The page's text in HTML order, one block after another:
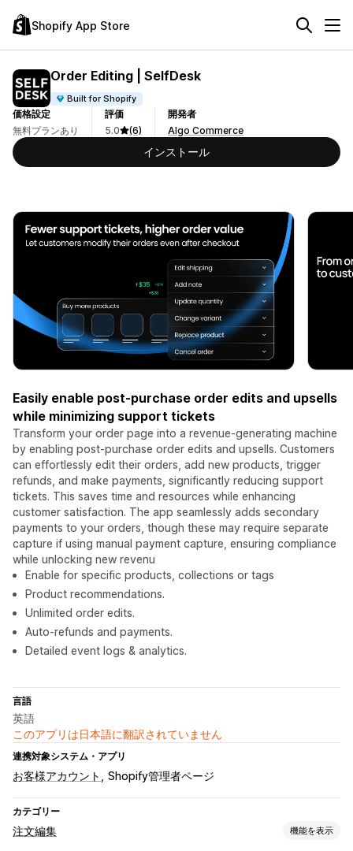
Shopify App Store
Order Editing | SelfDesk
Built for Shopify
価格設定
無料プランあり
評価
5.0
(6)
開発者
Algo Commerce
インストール
Easily enable post-purchase order edits and upsells
while minimizing support tickets
Transform your order page into a revenue-generating machine
by enabling post-purchase order edits and upsells. Customers
can effortlessly edit their orders, add new products, trigger
refunds, and make payments, significantly reducing support
tickets. This saves time and resources while enhancing
customer satisfaction. The app seamlessly adds secondary
payments to your orders, though these may require separate
capture if using manual payment capture, ensuring compliance
while unlocking new revenu
Enable for specific products, collections or tags
Product recommendations.
Unlimited order edits.
Auto-refunds and payments.
Detailed event logs & analytics.
言語
英語
このアプリは日本語に翻訳されていません
連携対象システム・アプリ
お客様アカウント Shopify管理者ページ
カテゴリー
注文編集 機能を表示